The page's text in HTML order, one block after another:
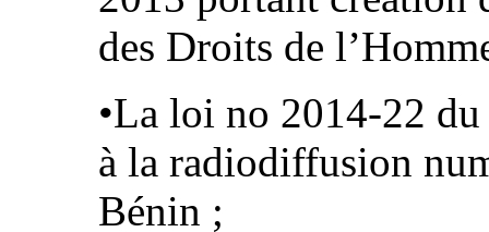
des Droits de
•La loi no 2014-22
à la radiodiffusion
Bénin ;